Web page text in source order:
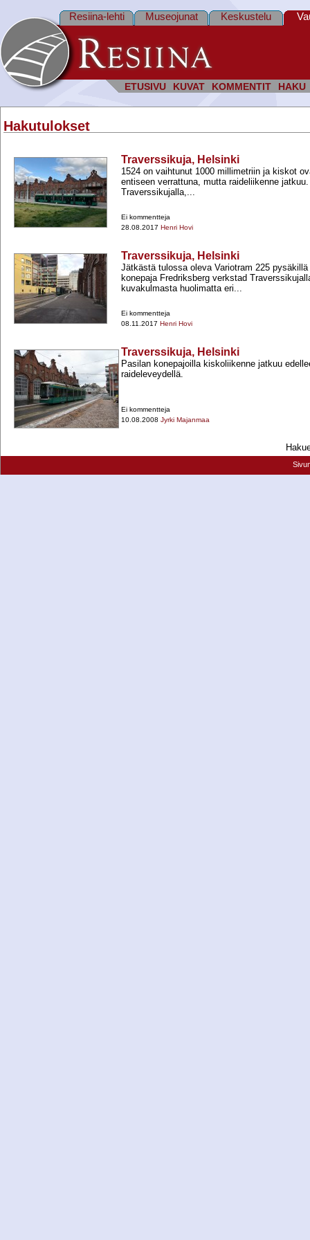
ETUSIVU KUVAT KOMMENTIT HAKU
Resiina-lehti Museojunat Keskustelu
Hakutulokset
Traverssikuja, Helsinki
1524 on vaihtunut 1000 millimetriin ja kiskot
entiseen verrattuna, mutta raideliikenne
Traverssikujalla,...
Ei kommentteja
28.08.2017 Henri Hovi
Traverssikuja, Helsinki
Jätkästä tulossa oleva Variotram 225
konepaja Fredriksberg verkstad
kuvakulmasta huolimatta eri...
Ei kommentteja
08.11.2017 Henri Hovi
Traverssikuja, Helsinki
Pasilan konepajoilla kiskoliikenne jatkuu
raideleveydellä.
Ei kommentteja
10.08.2008 Jyrki Majanmaa